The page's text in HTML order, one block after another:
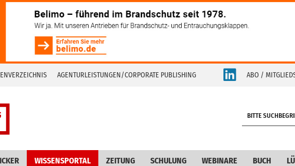
AGENTURLEISTUNGEN/CORPORATE PUBLISHING ABO /
WISSENSPORTAL ZEITUNG SCHULUNG WEBINARE BUCH